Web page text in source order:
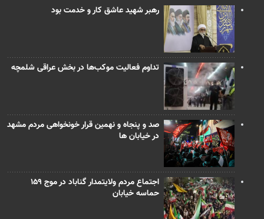
رهبر شهید عاشق کار و خدمت بود
تداوم فعالیت موکب‌ها در بخش عراقی شلمچه
صد و پنجاه و نهمین قرار خونخواهی مردم مشهد
در خیابان ها
اجتماع مردم ولایتمدار گناباد در موج ۱۵۹
حماسه خیابان